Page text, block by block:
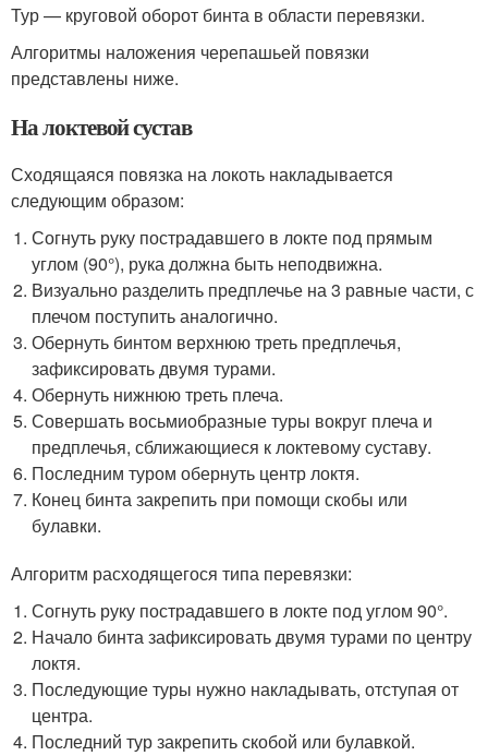
Тур — круговой оборот бинта в области перевязки.
Алгоритмы наложения черепашьей повязки
представлены ниже.
На локтевой сустав
Сходящаяся повязка на локоть накладывается
следующим образом:
Согнуть руку пострадавшего в локте под прямым
углом (90°), рука должна быть неподвижна.
Визуально разделить предплечье на 3 равные части, с
плечом поступить аналогично.
Обернуть бинтом верхнюю треть предплечья,
зафиксировать двумя турами.
Обернуть нижнюю треть плеча.
Совершать восьмиобразные туры вокруг плеча и
предплечья, сближающиеся к локтевому суставу.
Последним туром обернуть центр локтя.
Конец бинта закрепить при помощи скобы или
булавки.
Алгоритм расходящегося типа перевязки:
Согнуть руку пострадавшего в локте под углом 90°.
Начало бинта зафиксировать двумя турами по центру
локтя.
Последующие туры нужно накладывать, отступая от
центра.
Последний тур закрепить скобой или булавкой.